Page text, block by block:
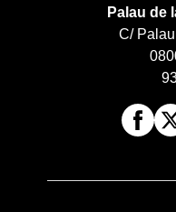
Palau de
C/